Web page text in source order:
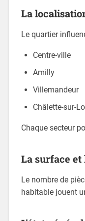
La
Le quartier
Centre-ville
Amilly
Villemandeur
Châlette-sur-
Chaque secteur
La surface
Le nombre de
habitable jouent